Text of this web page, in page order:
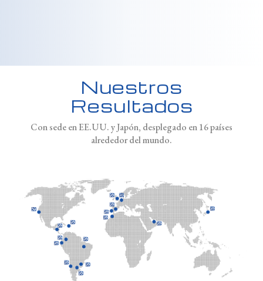
Nuestros
Resultados
Con sede en EE.UU. y Japón, desplegado en 16 países
alrededor del mundo.